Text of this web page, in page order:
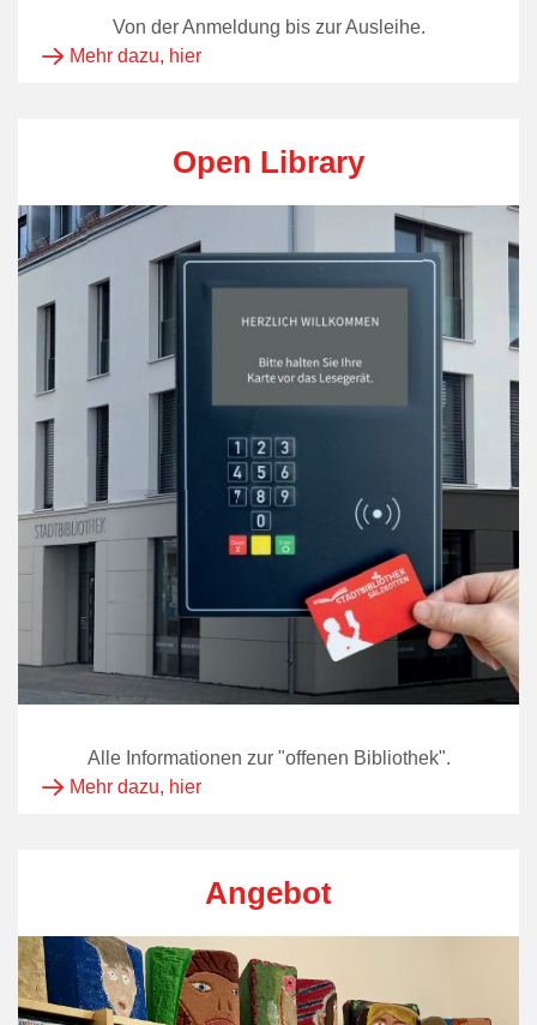
Von der Anmeldung bis zur Ausleihe.
Mehr dazu, hier
Open Library
Alle Informationen zur "offenen Bibliothek".
Mehr dazu, hier
Angebot